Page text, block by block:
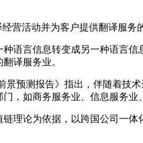
营活动并为客户提供翻译服
语言信息转变成另一种语言
译服务业。
景预测报告》指出，伴随着
，如商务服务业、信息服务业
理论为依据，以跨国公司一